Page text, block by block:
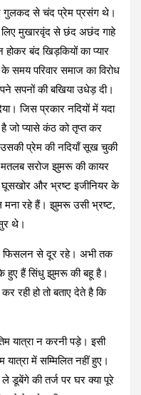
गुलकद से चंद प्रेम प्रसंग थे।
मुखारवृंद से छंद अछंद गाहे
बंद खिड़कियों का प्यार
समय परिवार समाज का विरोध
सपनों की बखिया उधेड़ दी।
जिस प्रकार नदियों में यदा
है जो प्यासे कंठ को तृप्त कर
उसकी प्रेम की नदियाँ सूख चुकी
सरोज झुमरू की कायर
घूसखोर और भ्रष्ट इजीनियर के
रहे हैं। झुमरू उसी भ्रष्ट,
थे।
फिसलन से दूर रहे। अभी तक
हुए हैं सिंधु झुमरू की बहू है।
रही हो तो बताए देते है कि
यात्रा न करनी पड़े। इसी
में सम्मिलित नहीं हुए।
डूबेंगे की तर्ज पर घर क्या पूरे